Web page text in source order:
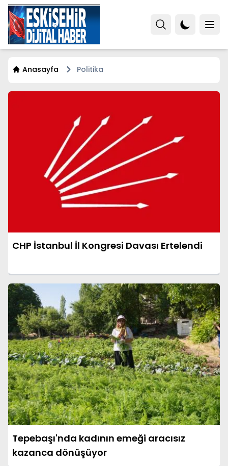
Anasayfa Politika
CHP İstanbul İl Kongresi Davası Ertelendi
Tepebaşı'nda kadının emeği aracısız
kazanca dönüşüyor